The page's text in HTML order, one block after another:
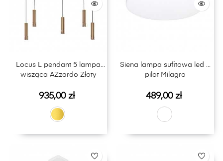
Locus L pendant 5 lampa
wisząca AZzardo Złoty
Cena
935,00 zł
Siena lampa sufitowa led +
pilot Milagro
Cena
489,00 zł